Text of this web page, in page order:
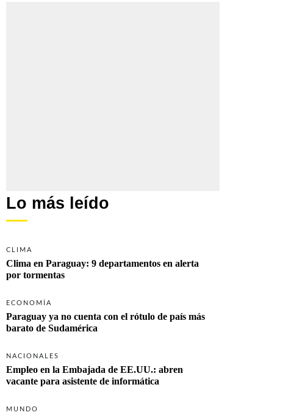
Lo más leído
CLIMA
Clima en Paraguay: 9 departamentos en alerta
por tormentas
ECONOMÍA
Paraguay ya no cuenta con el rótulo de país más
barato de Sudamérica
NACIONALES
Empleo en la Embajada de EE.UU.: abren
vacante para asistente de informática
MUNDO